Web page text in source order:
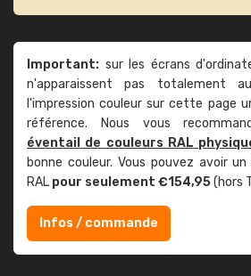
Important: sur les écrans
n'apparaissent pas totalement
l'impression couleur sur cette page
référence. Nous vous
éventail de couleurs RAL
bonne couleur. Vous pouvez avoir
RAL pour seulement €154,95(hors
Infos / commande